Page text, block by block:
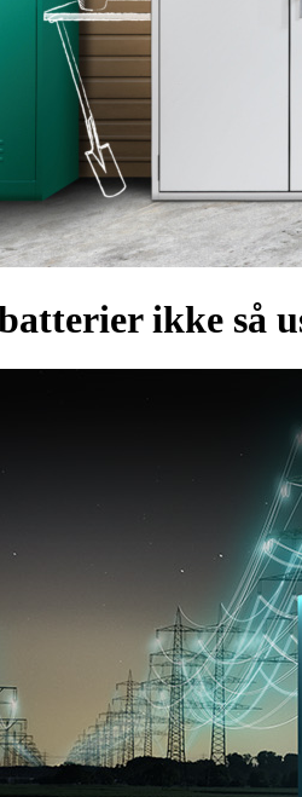
ikke så